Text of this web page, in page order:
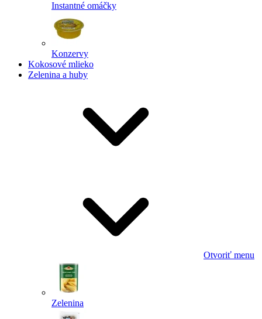
Instantné omáčky
Konzervy
Kokosové mlieko
Zelenina a huby
Otvoriť menu
Zelenina